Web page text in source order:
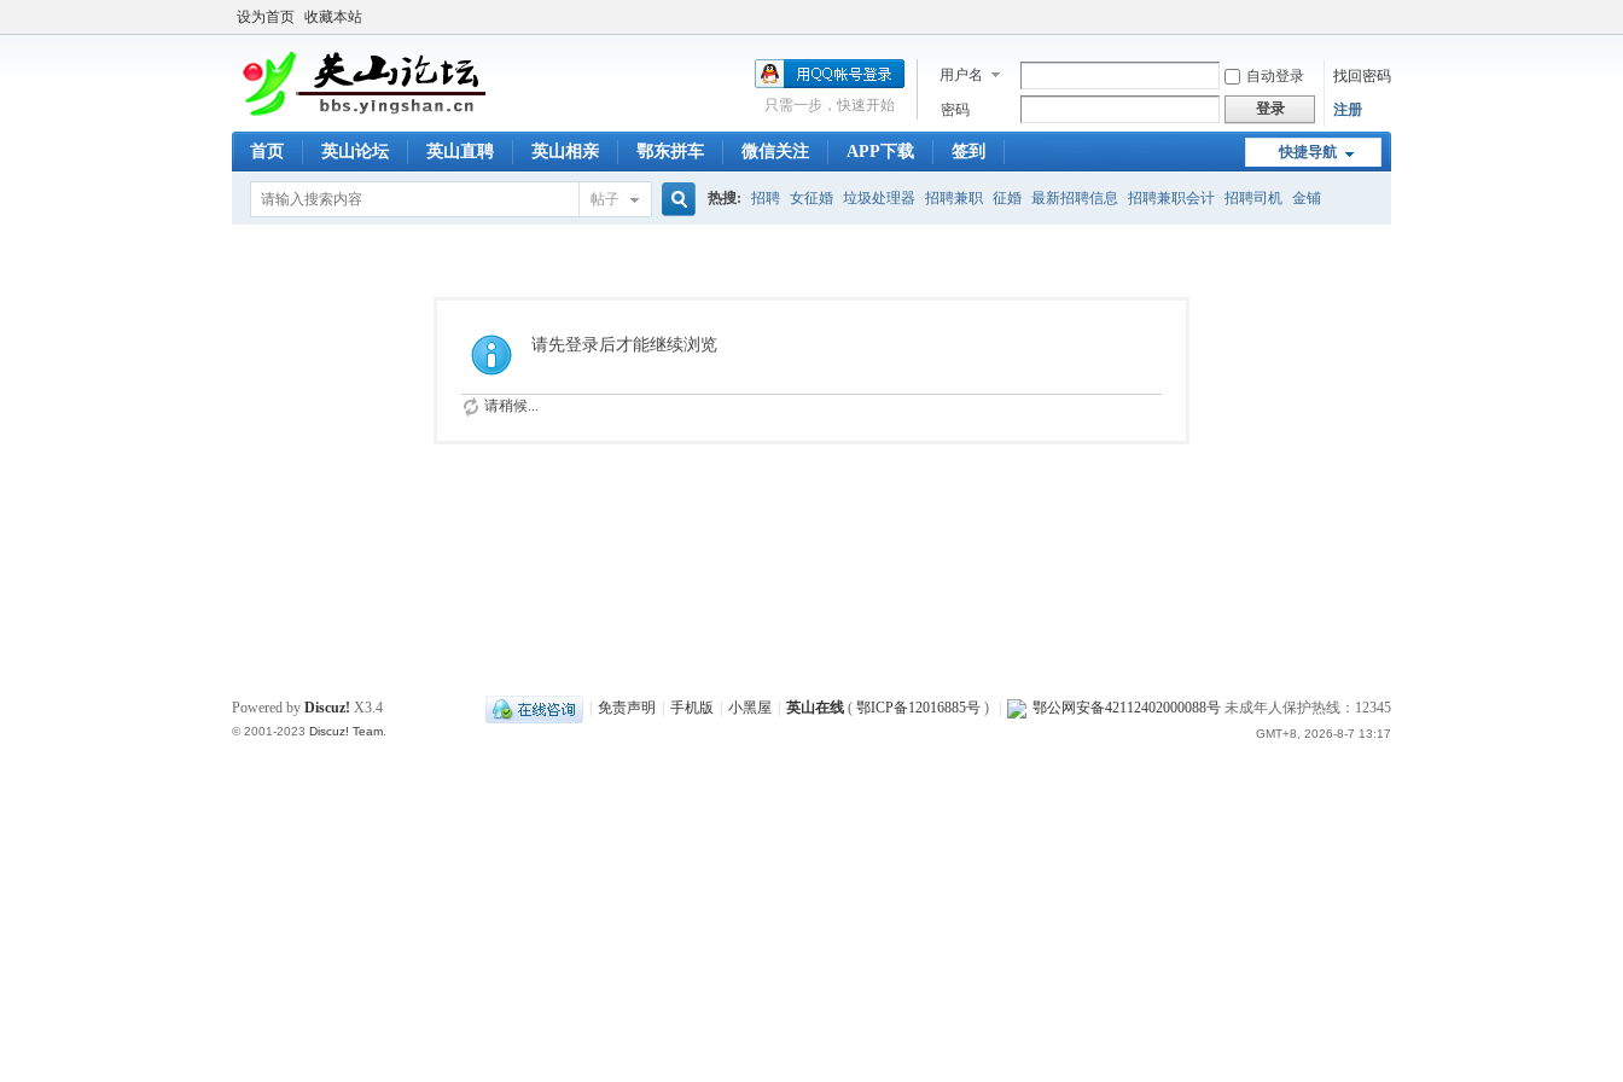
设为首页 收藏本站
用户名 自动登录
找回密码
密码
登录 注册
只需一步，快速开始
快捷导航
首页 英山论坛 英山直聘 英山相亲 鄂东拼车 微信关注 APP下载 签到
帖子
索
热搜: 招聘 女征婚 垃圾处理器 招聘兼职 征婚 最新招聘信息 招聘兼职会计 招聘司机 金铺
请先登录后才能继续浏览
请稍候...
免责声明 手机版 小黑屋 英山在线 ( 鄂ICP备12016885号 ) 鄂公网安备42112402000088号 未成年人保护热线：12345
GMT+8, 2026-8-7 13:17
Powered by Discuz! X3.4
© 2001-2023 Discuz! Team